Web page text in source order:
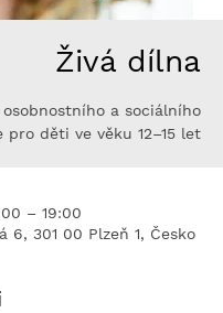
Živá dílna
a sociálního
pro děti ve věku 12–15 let
– 19:00
6, 301 00 Plzeň 1, Česko